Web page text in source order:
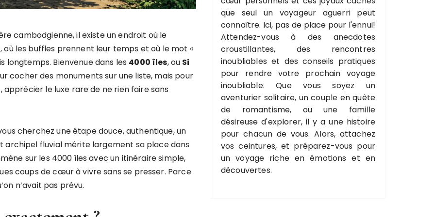
cambodgienne, il existe un endroit où le
où les buffles prennent leur temps et où le mot «
longtemps. Bienvenue dans les 4000 îles, ou Si
cocher des monuments sur une liste, mais pour
le luxe rare de ne rien faire sans
cherchez une étape douce, authentique, un
archipel fluvial mérite largement sa place dans
sur les 4000 îles avec un itinéraire simple,
coups de cœur à vivre sans se presser. Parce
n’avait pas prévu.
que seul un voyageur aguerri peut
connaître. Ici, pas de place pour l'ennui!
Attendez-vous à des anecdotes
croustillantes, des rencontres
inoubliables et des conseils pratiques
pour rendre votre prochain voyage
inoubliable. Que vous soyez un
aventurier solitaire, un couple en quête
de romantisme, ou une famille
désireuse d'explorer, il y a une histoire
pour chacun de vous. Alors, attachez
vos ceintures, et préparez-vous pour
un voyage riche en émotions et en
découvertes.